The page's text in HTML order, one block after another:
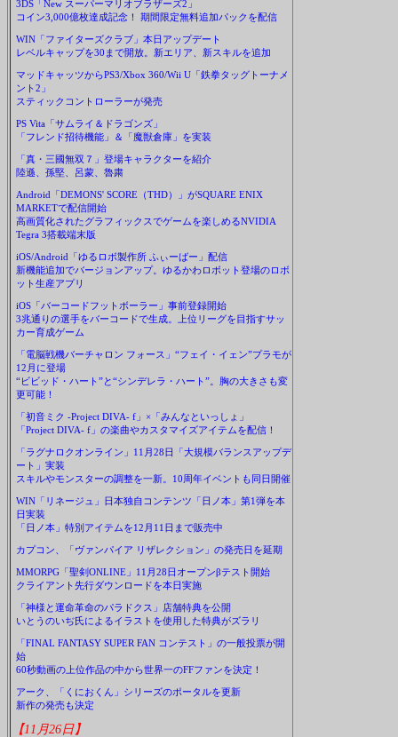
3DS「New スーパーマリオブラザーズ2」
コイン3,000億枚達成記念！ 期間限定無料追加パックを配信
WIN「ファイターズクラブ」本日アップデート
レベルキャップを30まで開放。新エリア、新スキルを追加
マッドキャッツからPS3/Xbox 360/Wii U「鉄拳タッグトーナメ
ント2」
スティックコントローラーが発売
PS Vita「サムライ＆ドラゴンズ」
「フレンド招待機能」＆「魔獣倉庫」を実装
「真・三國無双７」登場キャラクターを紹介
陸遜、孫堅、呂蒙、魯粛
Android「DEMONS' SCORE（THD）」がSQUARE ENIX
MARKETで配信開始
高画質化されたグラフィックスでゲームを楽しめるNVIDIA
Tegra 3搭載端末版
iOS/Android「ゆるロボ製作所 ふぃーばー」配信
新機能追加でバージョンアップ。ゆるかわロボット登場のロボ
ット生産アプリ
iOS「バーコードフットボーラー」事前登録開始
3兆通りの選手をバーコードで生成。上位リーグを目指すサッ
カー育成ゲーム
「電脳戦機バーチャロン フォース」“フェイ・イェン”プラモが
12月に登場
“ビビッド・ハート”と“シンデレラ・ハート”。胸の大きさも変
更可能！
「初音ミク -Project DIVA- f」×「みんなといっしょ」
「Project DIVA- f」の楽曲やカスタマイズアイテムを配信！
「ラグナロクオンライン」11月28日「大規模バランスアップデ
ート」実装
スキルやモンスターの調整を一新。10周年イベントも同日開催
WIN「リネージュ」日本独自コンテンツ「日ノ本」第1弾を本
日実装
「日ノ本」特別アイテムを12月11日まで販売中
カプコン、「ヴァンパイア リザレクション」の発売日を延期
MMORPG「聖剣ONLINE」11月28日オープンβテスト開始
クライアント先行ダウンロードを本日実施
「神様と運命革命のパラドクス」店舗特典を公開
いとうのいぢ氏によるイラストを使用した特典がズラリ
「FINAL FANTASY SUPER FAN コンテスト」の一般投票が開
始
60秒動画の上位作品の中から世界一のFFファンを決定！
アーク、「くにおくん」シリーズのポータルを更新
新作の発売も決定
【11月26日】